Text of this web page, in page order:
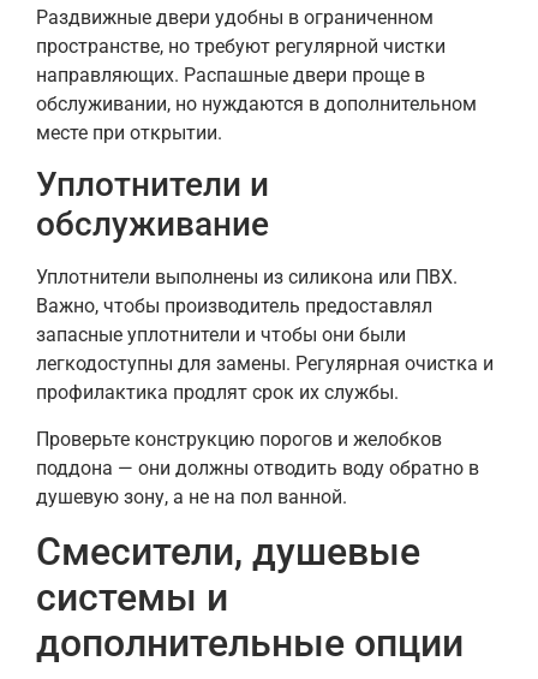
Раздвижные двери удобны в ограниченном
пространстве, но требуют регулярной чистки
направляющих. Распашные двери проще в
обслуживании, но нуждаются в дополнительном
месте при открытии.
Уплотнители и
обслуживание
Уплотнители выполнены из силикона или ПВХ.
Важно, чтобы производитель предоставлял
запасные уплотнители и чтобы они были
легкодоступны для замены. Регулярная очистка и
профилактика продлят срок их службы.
Проверьте конструкцию порогов и желобков
поддона — они должны отводить воду обратно в
душевую зону, а не на пол ванной.
Смесители, душевые
системы и
дополнительные опции